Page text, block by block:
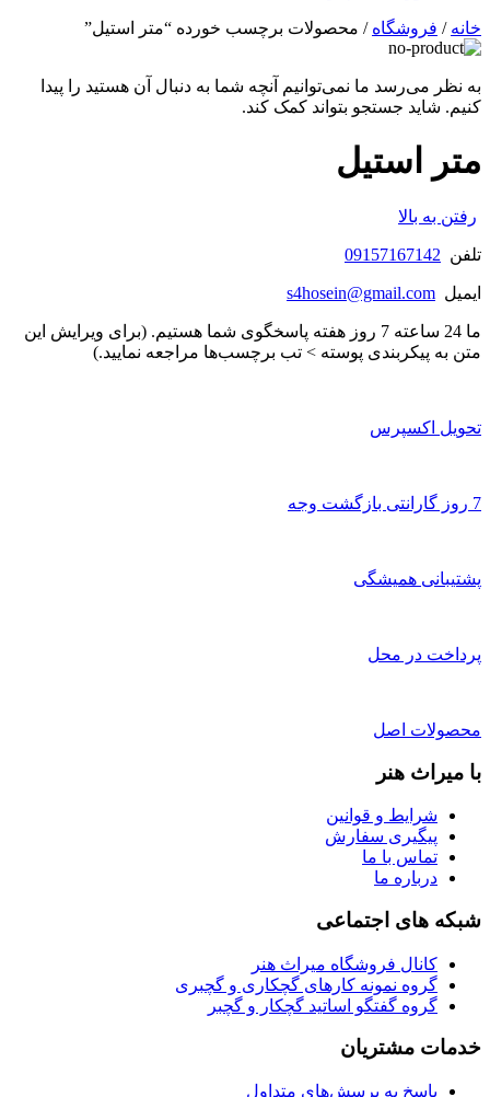
خانه / فروشگاه / محصولات برچسب خورده “متر استیل”
به نظر می‌رسد ما نمی‌توانیم آنچه شما به دنبال آن هستید را پیدا
کنیم. شاید جستجو بتواند کمک کند.
متر استیل
رفتن به بالا
تلفن 09157167142
ایمیل s4hosein@gmail.com
ما 24 ساعته 7 روز هفته پاسخگوی شما هستیم. (برای ویرایش این
متن به پیکربندی پوسته > تب برچسب‌ها مراجعه نمایید.)
تحویل اکسپرس
7 روز گارانتی بازگشت وجه
پشتیبانی همیشگی
پرداخت در محل
محصولات اصل
با میراث هنر
شرایط و قوانین
پیگیری سفارش
تماس با ما
درباره ما
شبکه های اجتماعی
کانال فروشگاه میراث هنر
گروه نمونه کارهای گچکاری و گچبری
گروه گفتگو اساتید گچکار و گچبر
خدمات مشتریان
پاسخ به پرسش‌های متداول